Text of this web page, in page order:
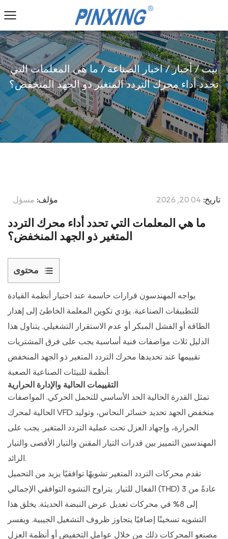
بيت/أخبار/اخبار الصناعة/ ما هي المعلمات التي
تحدد أداء محرك التردد المتغير ذو الجهد المنخفض؟
مؤلف: مسؤل تاريخ: 04 20, 2026
ما هي المعلمات التي تحدد أداء محرك التردد
المتغير ذو الجهد المنخفض؟
محتوى
1
التقييمات
الحالية
والإدارة
الحرارية
اعتبارات
التدفئة
التوافقية
2
وتحليل
دورة
العمل
2.1
عزم
الدوران
المتغير
يواجه المهندسون قرارات حاسمة عند اختيار أنظمة القيادة
للتطبيقات الصناعية. يؤدي تكوين المعلمة الخاطئ إلى إهدار
الطاقة أو الفشل المبكر أو عدم الاستقرار التشغيلي. يتناول هذا
الدليل ثلاث مواصفات فنية أساسية يجب على فرق المشتريات
تقييمها عند تحديدها محرك التردد المتغير ذو الجهد المنخفض
أنظمة للبيئات الصناعية الصعبة.
التقييمات الحالية والإدارة الحرارية
تمثل القدرة الحالية الحد الأساسي للتحمل الحركي.
المواصفات
الحالية لمحرك VFD منخفض الجهد تحديد خسائر النحاس، وتوليد
الحرارة، وإجهاد العزل تحت عملية التردد المتغير. يجب على
المهندسين التمييز بين قدرات التيار المقنن والتيار الأقصى والتيار
الزائد.
تقدم محركات التردد المتغير تشويهًا توافقيًا يزيد من التحميل
الفعال للتيار. يتراوح التشوه التوافقي الإجمالي (THD) عادةً من 3
إلى 8% في محركات تعديل عرض النبضة الحديثة. يخلق هذا
التشويه تسخينًا إضافيًا يتجاوز ظروف التشغيل الجيبية. ويفسر
مصنعو المحركات ذلك من خلال عوامل التخفيض أو أنظمة العزل